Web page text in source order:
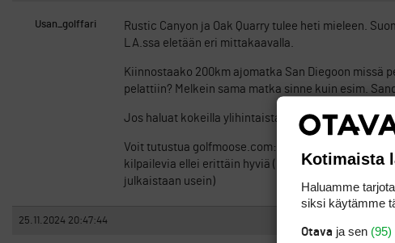
Usan_golffari
Rustic Canyon ja Oak Quarry tulee heti mieleen.
LA.ssa eletään eri mittakaavalla.
Kiinnostaako 200km ajomatka San Diegoon missä
pelattiin? Melkein sama matka sinne kuin esim.
Jos haluat kokeilla ylihintaista USAresorttigolfia,
Voit tutustua golfmoose.com:n valikoimaan myös,
kilpailevia ellei erittäin hyviä (ks. Esim Industry
julkaistaan usein)
25.11.2024 20:47:44
Kotimaista
Haluamme
siksi käytämme
Otava ja sen (95)